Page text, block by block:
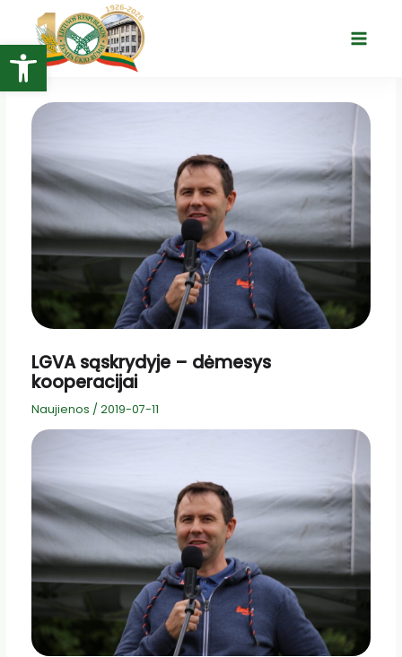
Open toolbar
turinio
Main
LGVA sąskrydyje – dėmesys
kooperacijai
Naujienos / 2019-07-11